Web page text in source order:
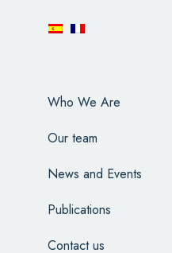
Who We Are
Our team
News and Events
Publications
Contact us